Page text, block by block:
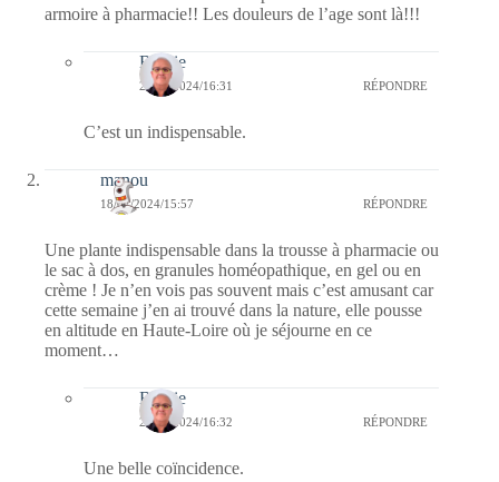
armoire à pharmacie!! Les douleurs de l’age sont là!!!
Bernie
20/07/2024/16:31 RÉPONDRE
C’est un indispensable.
manou
18/07/2024/15:57 RÉPONDRE
Une plante indispensable dans la trousse à pharmacie ou
le sac à dos, en granules homéopathique, en gel ou en
crème ! Je n’en vois pas souvent mais c’est amusant car
cette semaine j’en ai trouvé dans la nature, elle pousse
en altitude en Haute-Loire où je séjourne en ce
moment…
Bernie
20/07/2024/16:32 RÉPONDRE
Une belle coïncidence.